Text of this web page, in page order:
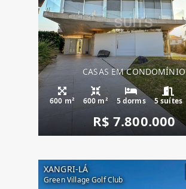
CASAS EM CONDOMÍNIO
600 m² 600 m² 5 dorms 5 suítes
R$ 7.800.000
XANGRI-LÁ
Green Village Golf Club